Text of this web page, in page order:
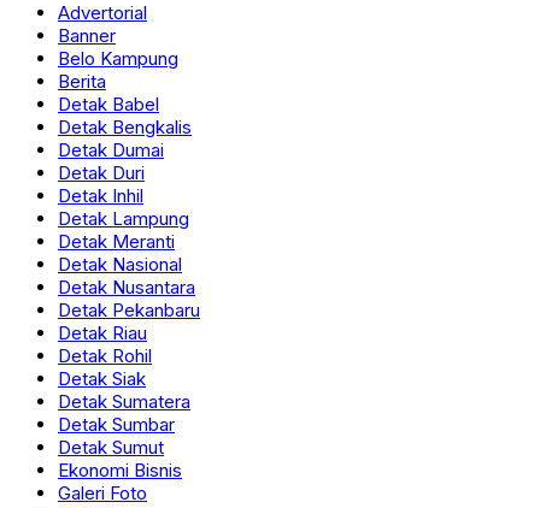
Advertorial
Banner
Belo Kampung
Berita
Detak Babel
Detak Bengkalis
Detak Dumai
Detak Duri
Detak Inhil
Detak Lampung
Detak Meranti
Detak Nasional
Detak Nusantara
Detak Pekanbaru
Detak Riau
Detak Rohil
Detak Siak
Detak Sumatera
Detak Sumbar
Detak Sumut
Ekonomi Bisnis
Galeri Foto